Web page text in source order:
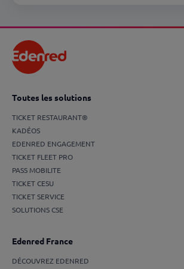
Toutes les solutions
TICKET RESTAURANT®
KADÉOS
EDENRED ENGAGEMENT
TICKET FLEET PRO
PASS MOBILITE
TICKET CESU
TICKET SERVICE
SOLUTIONS CSE
Edenred France
DÉCOUVREZ EDENRED